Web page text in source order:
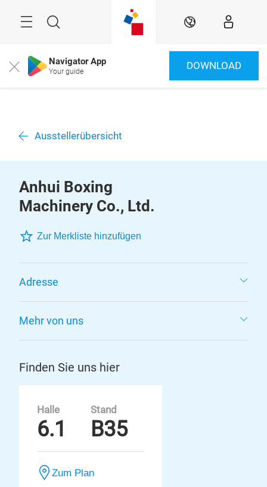
Suche DE
Close Navigator App
Your guide DOWNLOAD
Ausstellerübersicht
Anhui Boxing
Machinery Co., Ltd.
Zur Merkliste hinzufügen
Adresse
Mehr von uns
Finden Sie uns hier
Halle
6.1
Stand
B35
Zum Plan